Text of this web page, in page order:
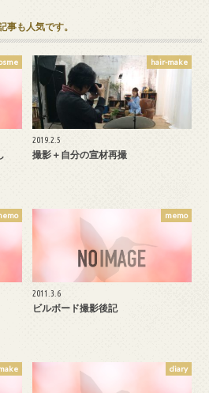
事も人気です。
hair-make
2019.2.5
撮影＋自分の宣材再撮
memo
2011.3.6
ビルボード撮影後記
diary